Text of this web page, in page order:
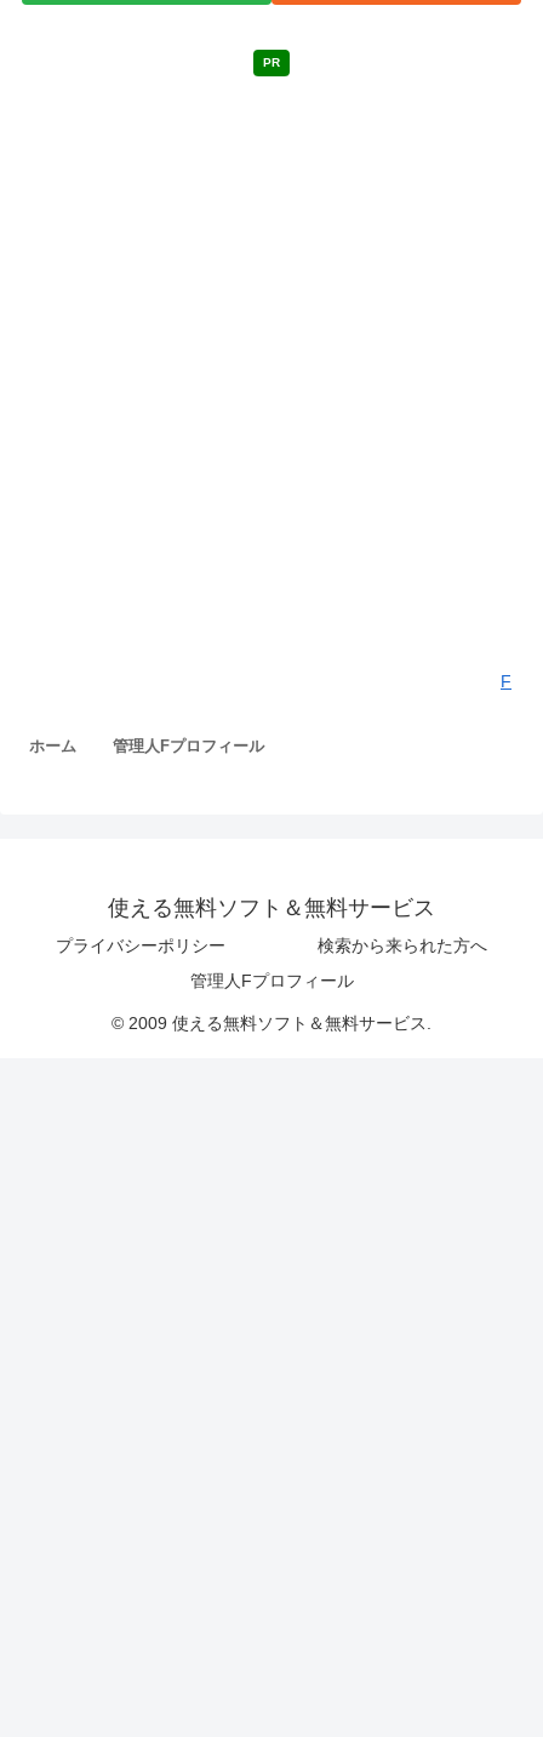
PR
F
ホーム 管理人Fプロフィール
使える無料ソフト＆無料サービス
プライバシーポリシー
検索から来られた方へ
管理人Fプロフィール
© 2009 使える無料ソフト＆無料サービス.